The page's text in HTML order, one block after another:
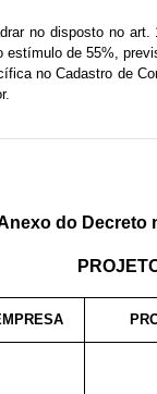
no disposto no
estímulo de 55%,
no Cadastro de
do Decreto